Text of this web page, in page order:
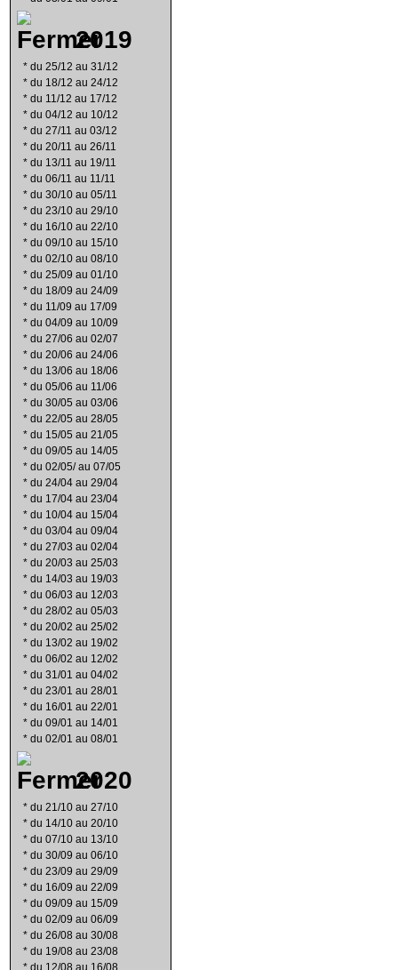
2019
* du 25/12 au 31/12
* du 18/12 au 24/12
* du 11/12 au 17/12
* du 04/12 au 10/12
* du 27/11 au 03/12
* du 20/11 au 26/11
* du 13/11 au 19/11
* du 06/11 au 11/11
* du 30/10 au 05/11
* du 23/10 au 29/10
* du 16/10 au 22/10
* du 09/10 au 15/10
* du 02/10 au 08/10
* du 25/09 au 01/10
* du 18/09 au 24/09
* du 11/09 au 17/09
* du 04/09 au 10/09
* du 27/06 au 02/07
* du 20/06 au 24/06
* du 13/06 au 18/06
* du 05/06 au 11/06
* du 30/05 au 03/06
* du 22/05 au 28/05
* du 15/05 au 21/05
* du 09/05 au 14/05
* du 02/05/ au 07/05
* du 24/04 au 29/04
* du 17/04 au 23/04
* du 10/04 au 15/04
* du 03/04 au 09/04
* du 27/03 au 02/04
* du 20/03 au 25/03
* du 14/03 au 19/03
* du 06/03 au 12/03
* du 28/02 au 05/03
* du 20/02 au 25/02
* du 13/02 au 19/02
* du 06/02 au 12/02
* du 31/01 au 04/02
* du 23/01 au 28/01
* du 16/01 au 22/01
* du 09/01 au 14/01
* du 02/01 au 08/01
2020
* du 21/10 au 27/10
* du 14/10 au 20/10
* du 07/10 au 13/10
* du 30/09 au 06/10
* du 23/09 au 29/09
* du 16/09 au 22/09
* du 09/09 au 15/09
* du 02/09 au 06/09
* du 26/08 au 30/08
* du 19/08 au 23/08
* du 12/08 au 16/08